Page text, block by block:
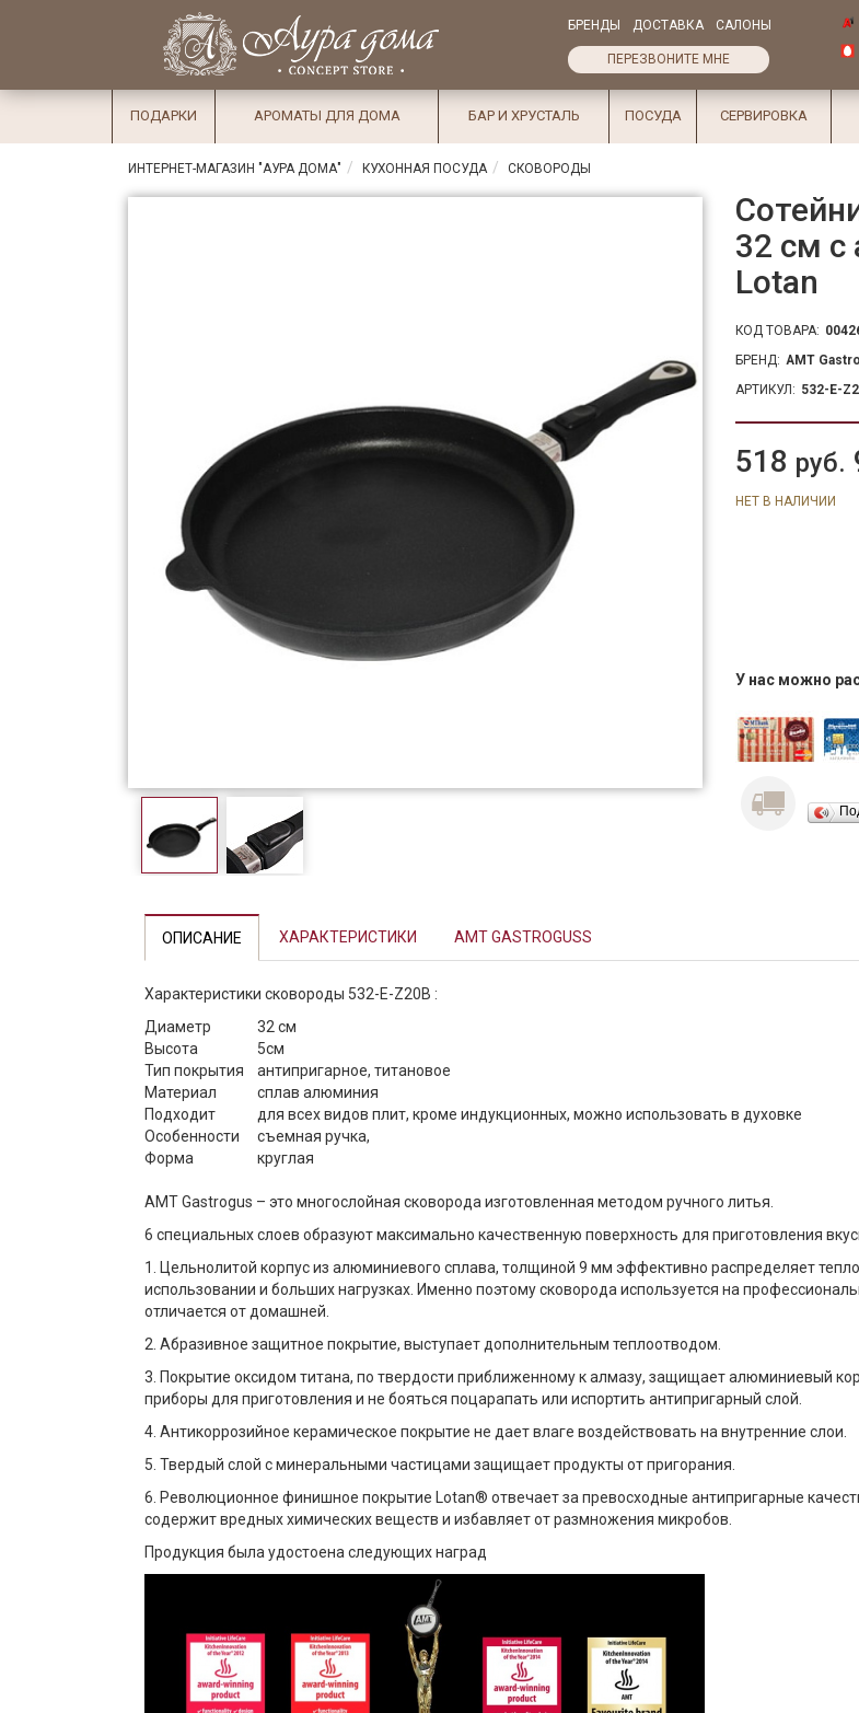
Избранное
×
СалоныДоставка
Оплата
Подарки
Ароматы
для дома
БРЕНДЫ ДОСТАВКА САЛОНЫ
ПЕРЕЗВОНИТЕ МНЕ
ПОДАРКИ АРОМАТЫ ДЛЯ ДОМА БАР И ХРУСТАЛЬ ПОСУДА СЕРВИРОВКА
ИНТЕРНЕТ-МАГАЗИН "АУРА ДОМА" КУХОННАЯ ПОСУДА СКОВОРОДЫ
32 см
Lotan
КОД ТОВАРА:
БРЕНД: AMT
АРТИКУЛ: 532-E-
518 руб.
НЕТ В НАЛИЧИИ
У нас можно
ОПИСАНИЕ ХАРАКТЕРИСТИКИ AMT GASTROGUSS
Характеристики cковороды 532-E-Z20B :
Диаметр
32 см
Высота
5см
Тип покрытия антипригарное, титановое
Материал
сплав алюминия
Подходит
для всех видов плит, кроме индукционных, можно использовать в духовке
Особенности
съемная ручка,
Форма
круглая
AMT Gastrogus – это многослойная сковорода изготовленная методом ручного литья.
6 специальных слоев образуют максимально качественную поверхность для приготовления
1. Цельнолитой корпус из алюминиевого сплава, толщиной 9 мм эффективно распределяет
использовании и больших нагрузках. Именно поэтому сковорода используется на
отличается от домашней.
2. Абразивное защитное покрытие, выступает дополнительным теплоотводом.
3. Покрытие оксидом титана, по твердости приближенному к алмазу, защищает алюминиевый
приборы для приготовления и не бояться поцарапать или испортить антипригарный слой.
4. Антикоррозийное керамическое покрытие не дает влаге воздействовать на внутренние слои.
5. Твердый слой с минеральными частицами защищает продукты от пригорания.
6. Революционное финишное покрытие Lotan® отвечает за превосходные антипригарные
содержит вредных химических веществ и избавляет от размножения микробов.
Продукция была удостоена следующих наград